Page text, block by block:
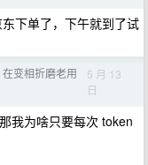
下单了，下午就到了试
变相折磨老用
5 月 13
日
我为啥只要每次 token